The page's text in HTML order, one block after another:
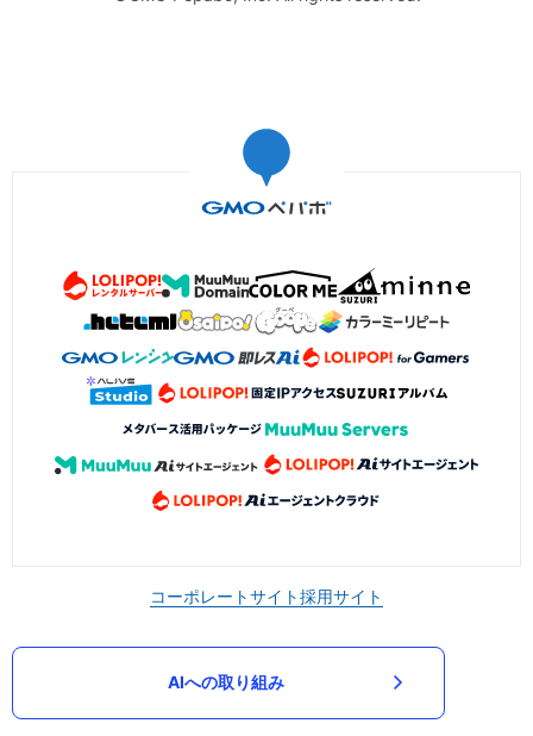
コーポレートサイト採用サイト
AIへの取り組み